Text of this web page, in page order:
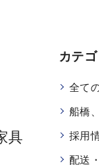
具
カテ
全て
船橋
採用
配送